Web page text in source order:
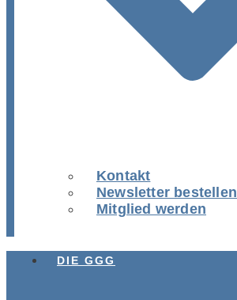
Kontakt
Newsletter bestellen
Mitglied werden
DIE GGG